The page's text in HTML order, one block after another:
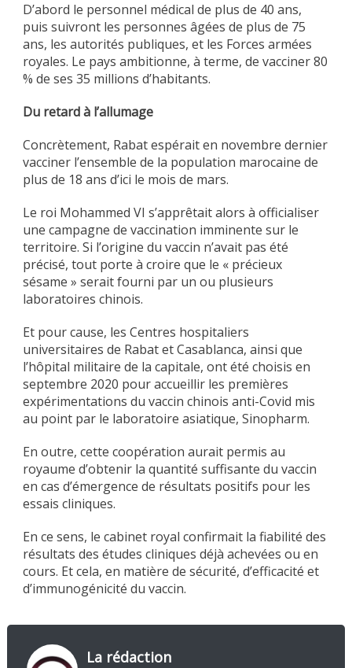
D’abord le personnel médical de plus de 40 ans,
puis suivront les personnes âgées de plus de 75
ans, les autorités publiques, et les Forces armées
royales. Le pays ambitionne, à terme, de vacciner 80
% de ses 35 millions d’habitants.
Du retard à l’allumage
Concrètement, Rabat espérait en novembre dernier
vacciner l’ensemble de la population marocaine de
plus de 18 ans d’ici le mois de mars.
Le roi Mohammed VI s’apprêtait alors à officialiser
une campagne de vaccination imminente sur le
territoire. Si l’origine du vaccin n’avait pas été
précisé, tout porte à croire que le « précieux
sésame » serait fourni par un ou plusieurs
laboratoires chinois.
Et pour cause, les Centres hospitaliers
universitaires de Rabat et Casablanca, ainsi que
l’hôpital militaire de la capitale, ont été choisis en
septembre 2020 pour accueillir les premières
expérimentations du vaccin chinois anti-Covid mis
au point par le laboratoire asiatique, Sinopharm.
En outre, cette coopération aurait permis au
royaume d’obtenir la quantité suffisante du vaccin
en cas d’émergence de résultats positifs pour les
essais cliniques.
En ce sens, le cabinet royal confirmait la fiabilité des
résultats des études cliniques déjà achevées ou en
cours. Et cela, en matière de sécurité, d’efficacité et
d’immunogénicité du vaccin.
La rédaction